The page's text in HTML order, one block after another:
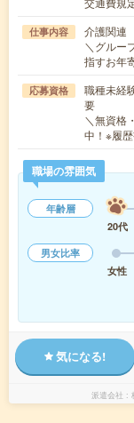
仕事内容
介護関連
＼グルー
指すお年
応募資格
職種未経
要
＼無資格
中！※履
職場の雰囲気
年齢層
20代
男女比率
女性
気になる!
派遣会社